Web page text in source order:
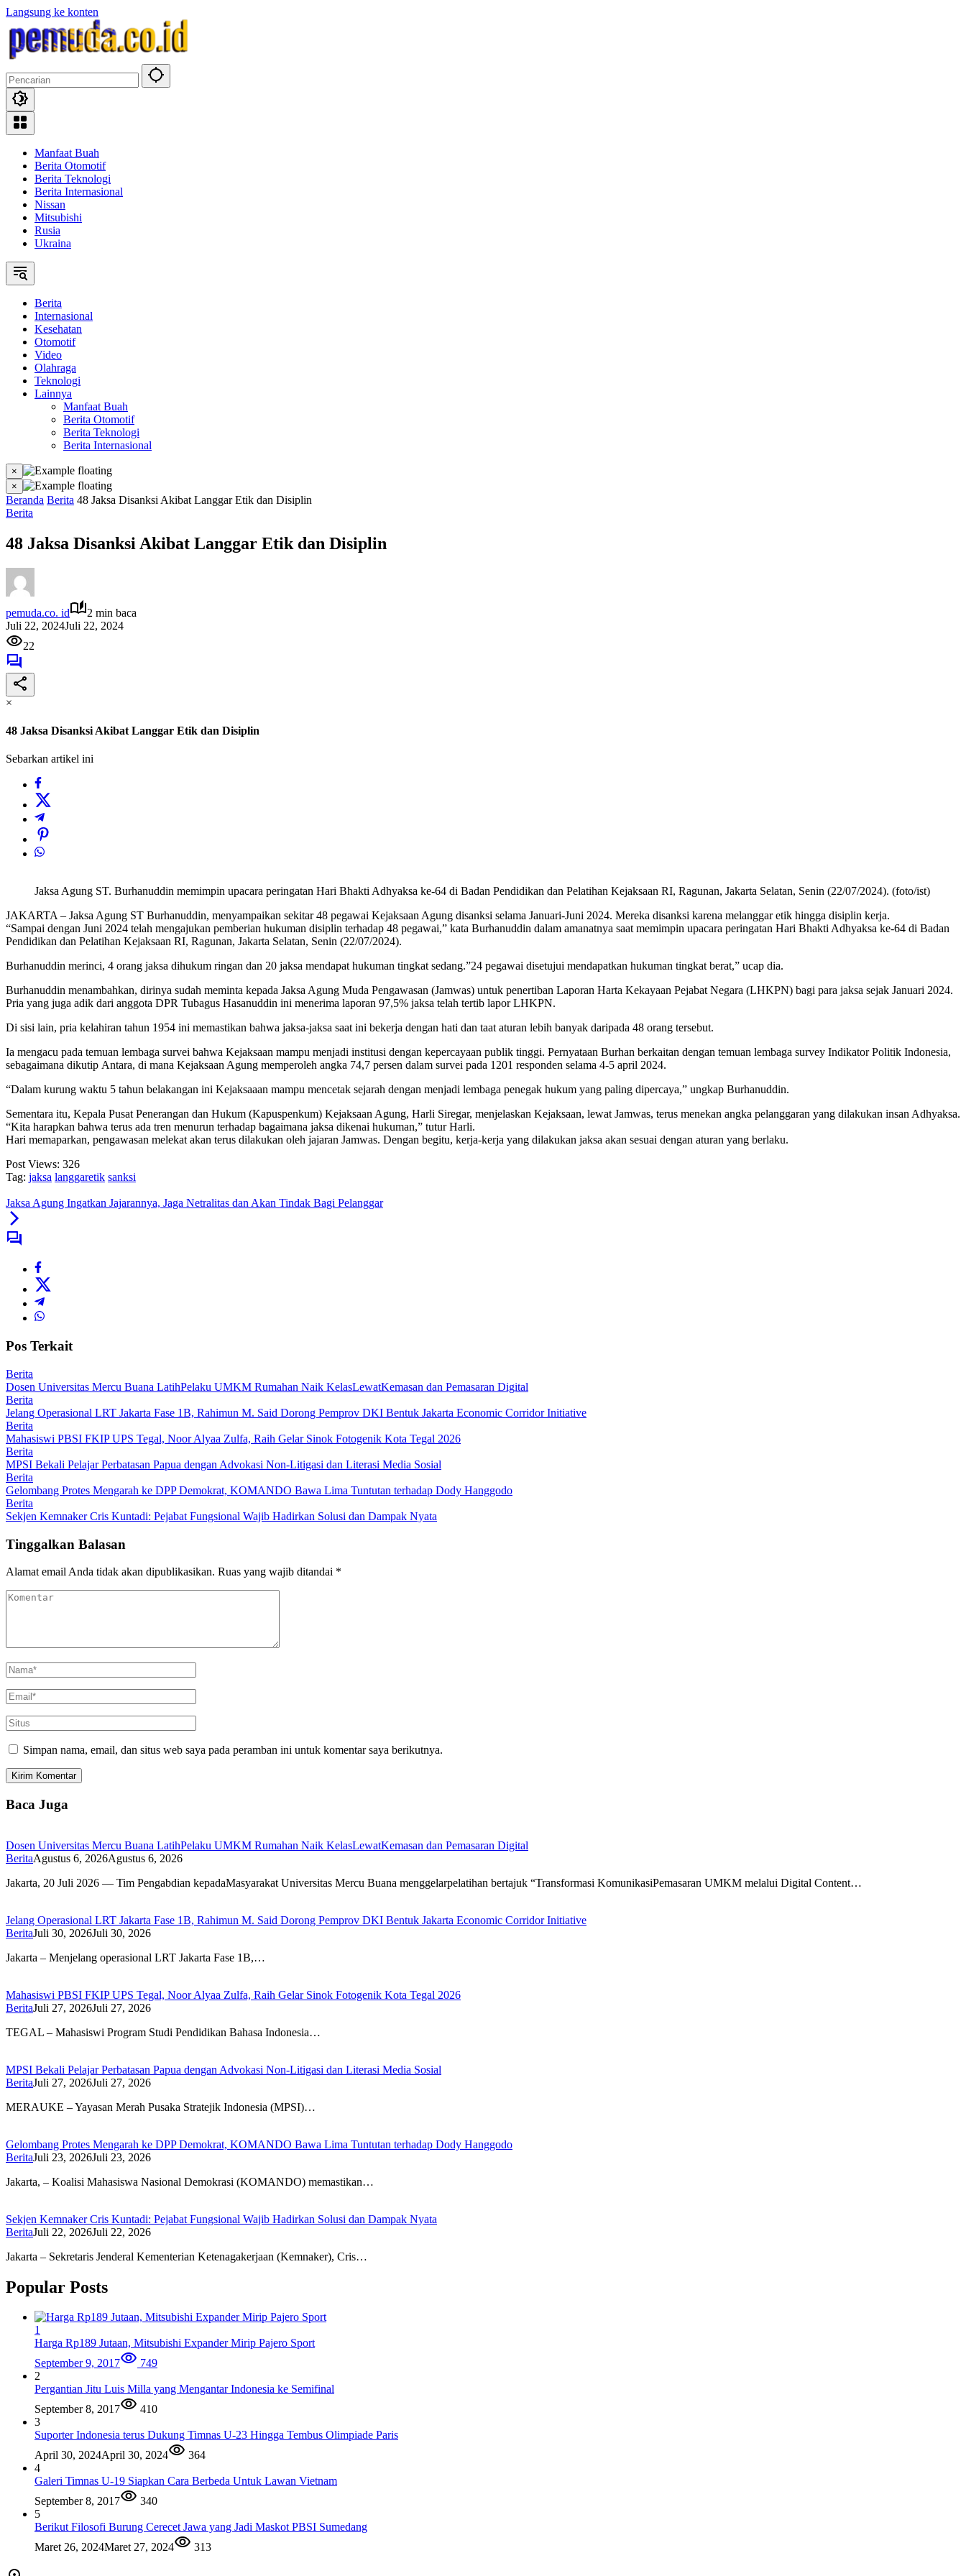
Langsung ke konten
Manfaat Buah
Berita Otomotif
Berita Teknologi
Berita Internasional
Nissan
Mitsubishi
Rusia
Ukraina
Berita
Internasional
Kesehatan
Otomotif
Video
Olahraga
Teknologi
Lainnya
Manfaat Buah
Berita Otomotif
Berita Teknologi
Berita Internasional
×
×
Beranda Berita 48 Jaksa Disanksi Akibat Langgar Etik dan Disiplin
Berita
48 Jaksa Disanksi Akibat Langgar Etik dan Disiplin
pemuda.co. id
2 min baca
Juli 22, 2024Juli 22, 2024
22
×
48 Jaksa Disanksi Akibat Langgar Etik dan Disiplin
Sebarkan artikel ini
Jaksa Agung ST. Burhanuddin memimpin upacara peringatan Hari Bhakti Adhyaksa ke-64 di Badan Pendidikan dan Pelatihan Kejaksaan RI, Ragunan, Jakarta Selatan, Senin (22/07/2024). (foto/ist)
JAKARTA – Jaksa Agung ST Burhanuddin, menyampaikan sekitar 48 pegawai Kejaksaan Agung disanksi selama Januari-Juni 2024. Mereka disanksi karena melanggar etik hingga disiplin kerja.
“Sampai dengan Juni 2024 telah mengajukan pemberian hukuman disiplin terhadap 48 pegawai,” kata Burhanuddin dalam amanatnya saat memimpin upacara peringatan Hari Bhakti Adhyaksa ke-64 di Badan
Pendidikan dan Pelatihan Kejaksaan RI, Ragunan, Jakarta Selatan, Senin (22/07/2024).
Burhanuddin merinci, 4 orang jaksa dihukum ringan dan 20 jaksa mendapat hukuman tingkat sedang.”24 pegawai disetujui mendapatkan hukuman tingkat berat,” ucap dia.
Burhanuddin menambahkan, dirinya sudah meminta kepada Jaksa Agung Muda Pengawasan (Jamwas) untuk penertiban Laporan Harta Kekayaan Pejabat Negara (LHKPN) bagi para jaksa sejak Januari 2024.
Pria yang juga adik dari anggota DPR Tubagus Hasanuddin ini menerima laporan 97,5% jaksa telah tertib lapor LHKPN.
Di sisi lain, pria kelahiran tahun 1954 ini memastikan bahwa jaksa-jaksa saat ini bekerja dengan hati dan taat aturan lebih banyak daripada 48 orang tersebut.
Ia mengacu pada temuan lembaga survei bahwa Kejaksaan mampu menjadi institusi dengan kepercayaan publik tinggi. Pernyataan Burhan berkaitan dengan temuan lembaga survey Indikator Politik Indonesia,
sebagaimana dikutip Antara, di mana Kejaksaan Agung memperoleh angka 74,7 persen dalam survei pada 1201 responden selama 4-5 april 2024.
“Dalam kurung waktu 5 tahun belakangan ini Kejaksaaan mampu mencetak sejarah dengan menjadi lembaga penegak hukum yang paling dipercaya,” ungkap Burhanuddin.
Sementara itu, Kepala Pusat Penerangan dan Hukum (Kapuspenkum) Kejaksaan Agung, Harli Siregar, menjelaskan Kejaksaan, lewat Jamwas, terus menekan angka pelanggaran yang dilakukan insan Adhyaksa.
“Kita harapkan bahwa terus ada tren menurun terhadap bagaimana jaksa dikenai hukuman,” tutur Harli.
Hari memaparkan, pengawasan melekat akan terus dilakukan oleh jajaran Jamwas. Dengan begitu, kerja-kerja yang dilakukan jaksa akan sesuai dengan aturan yang berlaku.
Post Views: 326
Tag: jaksa langgaretik sanksi
Jaksa Agung Ingatkan Jajarannya, Jaga Netralitas dan Akan Tindak Bagi Pelanggar
Pos Terkait
Berita
Dosen Universitas Mercu Buana LatihPelaku UMKM Rumahan Naik KelasLewatKemasan dan Pemasaran Digital
Berita
Jelang Operasional LRT Jakarta Fase 1B, Rahimun M. Said Dorong Pemprov DKI Bentuk Jakarta Economic Corridor Initiative
Berita
Mahasiswi PBSI FKIP UPS Tegal, Noor Alyaa Zulfa, Raih Gelar Sinok Fotogenik Kota Tegal 2026
Berita
MPSI Bekali Pelajar Perbatasan Papua dengan Advokasi Non-Litigasi dan Literasi Media Sosial
Berita
Gelombang Protes Mengarah ke DPP Demokrat, KOMANDO Bawa Lima Tuntutan terhadap Dody Hanggodo
Berita
Sekjen Kemnaker Cris Kuntadi: Pejabat Fungsional Wajib Hadirkan Solusi dan Dampak Nyata
Tinggalkan Balasan
Alamat email Anda tidak akan dipublikasikan. Ruas yang wajib ditandai *
Simpan nama, email, dan situs web saya pada peramban ini untuk komentar saya berikutnya.
Baca Juga
Dosen Universitas Mercu Buana LatihPelaku UMKM Rumahan Naik KelasLewatKemasan dan Pemasaran Digital
BeritaAgustus 6, 2026Agustus 6, 2026
Jakarta, 20 Juli 2026 — Tim Pengabdian kepadaMasyarakat Universitas Mercu Buana menggelarpelatihan bertajuk “Transformasi KomunikasiPemasaran UMKM melalui Digital Content…
Jelang Operasional LRT Jakarta Fase 1B, Rahimun M. Said Dorong Pemprov DKI Bentuk Jakarta Economic Corridor Initiative
BeritaJuli 30, 2026Juli 30, 2026
Jakarta – Menjelang operasional LRT Jakarta Fase 1B,…
Mahasiswi PBSI FKIP UPS Tegal, Noor Alyaa Zulfa, Raih Gelar Sinok Fotogenik Kota Tegal 2026
BeritaJuli 27, 2026Juli 27, 2026
TEGAL – Mahasiswi Program Studi Pendidikan Bahasa Indonesia…
MPSI Bekali Pelajar Perbatasan Papua dengan Advokasi Non-Litigasi dan Literasi Media Sosial
BeritaJuli 27, 2026Juli 27, 2026
MERAUKE – Yayasan Merah Pusaka Stratejik Indonesia (MPSI)…
Gelombang Protes Mengarah ke DPP Demokrat, KOMANDO Bawa Lima Tuntutan terhadap Dody Hanggodo
BeritaJuli 23, 2026Juli 23, 2026
Jakarta, – Koalisi Mahasiswa Nasional Demokrasi (KOMANDO) memastikan…
Sekjen Kemnaker Cris Kuntadi: Pejabat Fungsional Wajib Hadirkan Solusi dan Dampak Nyata
BeritaJuli 22, 2026Juli 22, 2026
Jakarta – Sekretaris Jenderal Kementerian Ketenagakerjaan (Kemnaker), Cris…
Popular Posts
1
Harga Rp189 Jutaan, Mitsubishi Expander Mirip Pajero Sport
September 9, 2017
749
2
Pergantian Jitu Luis Milla yang Mengantar Indonesia ke Semifinal
September 8, 2017
410
3
Suporter Indonesia terus Dukung Timnas U-23 Hingga Tembus Olimpiade Paris
April 30, 2024April 30, 2024
364
4
Galeri Timnas U-19 Siapkan Cara Berbeda Untuk Lawan Vietnam
September 8, 2017
340
5
Berikut Filosofi Burung Cerecet Jawa yang Jadi Maskot PBSI Sumedang
Maret 26, 2024Maret 27, 2024 313